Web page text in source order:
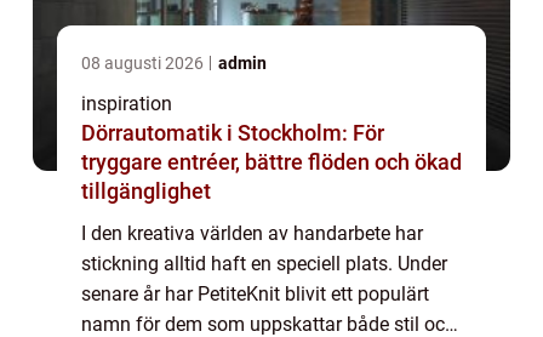
08 augusti 2026 admin
inspiration
Dörrautomatik i Stockholm: För
tryggare entréer, bättre flöden och ökad
tillgänglighet
I den kreativa världen av handarbete har
stickning alltid haft en speciell plats. Under
senare år har PetiteKnit blivit ett populärt
namn för dem som uppskattar både stil och